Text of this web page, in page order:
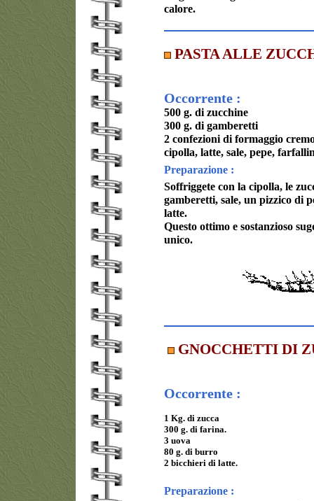
calore.
PASTA ALLE
Occorrente :
500 g. di zucchine
300 g. di gamberetti
2 confezioni di formaggio
cipolla, latte, sale, pepe,
Preparazione :
Soffriggete con la cipolla, le
gamberetti, sale, un pizzico di
latte.
Questo ottimo e sostanzioso
unico.
GNOCCHETTI DI
Occorrente :
1 Kg. di zucca
300 g. di farina.
3 uova
80 g. di burro
2 bicchieri di latte.
Preparazione :